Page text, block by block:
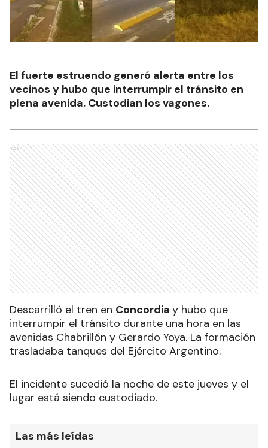
El fuerte estruendo generó alerta entre los
vecinos y hubo que interrumpir el tránsito en
plena avenida. Custodian los vagones.
Ads
Descarrilló el tren en Concordia y hubo que
interrumpir el tránsito durante una hora en las
avenidas Chabrillón y Gerardo Yoya. La formación
trasladaba tanques del Ejército Argentino.
El incidente sucedió la noche de este jueves y el
lugar está siendo custodiado.
Las más leídas